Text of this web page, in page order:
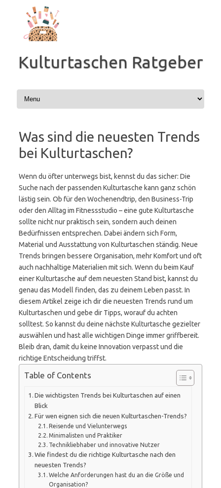
springen
Kulturtaschen Ratgeber
Was sind die neuesten Trends
bei Kulturtaschen?
Wenn du öfter unterwegs bist, kennst du das sicher: Die
Suche nach der passenden Kulturtasche kann ganz schön
lästig sein. Ob für den Wochenendtrip, den Business-Trip
oder den Alltag im Fitnessstudio – eine gute Kulturtasche
sollte nicht nur praktisch sein, sondern auch deinen
Bedürfnissen entsprechen. Dabei ändern sich Form,
Material und Ausstattung von Kulturtaschen ständig. Neue
Trends bringen bessere Organisation, mehr Komfort und oft
auch nachhaltige Materialien mit sich. Wenn du beim Kauf
einer Kulturtasche auf dem neuesten Stand bist, kannst du
genau das Modell finden, das zu deinem Leben passt. In
diesem Artikel zeige ich dir die neuesten Trends rund um
Kulturtaschen und gebe dir Tipps, worauf du achten
solltest. So kannst du deine nächste Kulturtasche gezielter
auswählen und hast alle wichtigen Dinge immer griffbereit.
Bleib dran, damit du keine Innovation verpasst und die
richtige Entscheidung triffst.
Table of Contents
Die wichtigsten Trends bei Kulturtaschen auf einen
Blick
Für wen eignen sich die neuen Kulturtaschen-Trends?
Reisende und Vielunterwegs
Minimalisten und Praktiker
Technikliebhaber und innovative Nutzer
Wie findest du die richtige Kulturtasche nach den
neuesten Trends?
Welche Anforderungen hast du an die Größe und
Organisation?